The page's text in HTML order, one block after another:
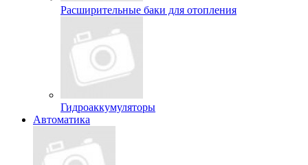
Расширительные баки для отопления
Гидроаккумуляторы
Автоматика